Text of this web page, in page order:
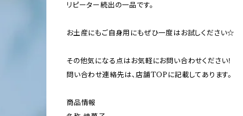
リピーター続出の一品です。
お土産にもご自身用にもぜひ一度はお試しください☆
その他気になる点はお気軽にお問い合わせください！
問い合わせ連絡先は、店舗TOPに記載してあります。
商品情報